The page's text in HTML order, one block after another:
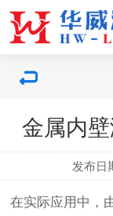
金属内
发布日
在实际应用中，